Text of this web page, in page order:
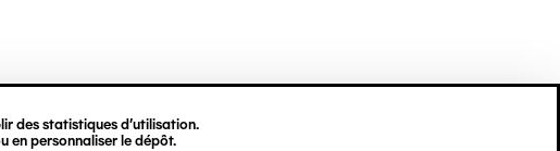
des statistiques d’utilisation.
en personnaliser le dépôt.